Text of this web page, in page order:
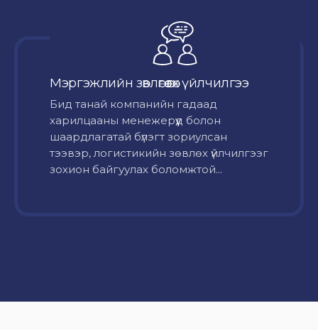
Мэргэжлийн зөвлөгөө өгөх үйлчилгээ
Бид танай компанийн гадаад
харилцааны менежерүүд болон
шаардлагатай бүлэгт зориулсан
тээвэр, логистикийн зөвлөх үйлчилгээг
зохион байгуулах боломжтой...